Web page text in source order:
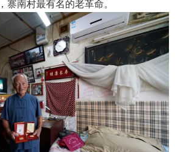
寨南村最有名的老革命。